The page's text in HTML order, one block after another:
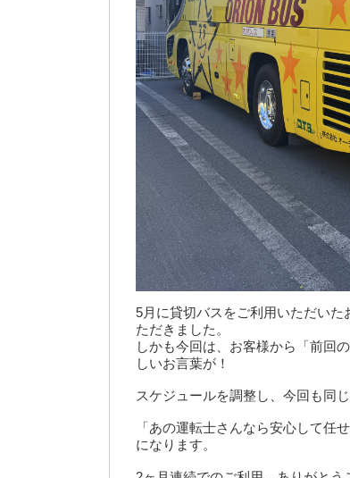
5月に貸切バスをご利用いただい
ただきました。
しかも今回は、お客様から「前回
しいお言葉が！
スケジュールを調整し、今回も同
「あの運転士さんなら安心して任
になります。